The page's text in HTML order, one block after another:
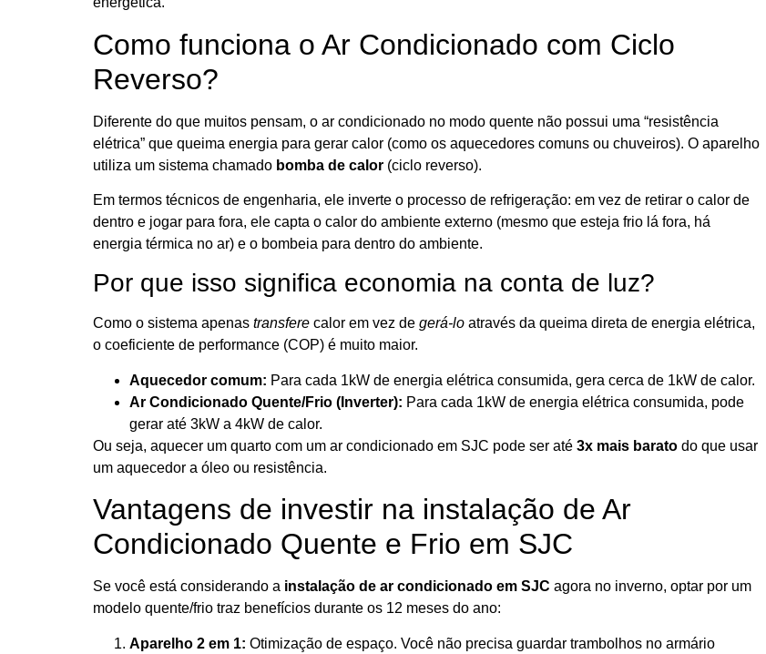
Como funciona o Ar Condicionado com Ciclo
Reverso?
Diferente do que muitos pensam, o ar condicionado no modo quente não possui uma “resistência
elétrica” que queima energia para gerar calor (como os aquecedores comuns ou chuveiros). O aparelho
utiliza um sistema chamado bomba de calor (ciclo reverso).
Em termos técnicos de engenharia, ele inverte o processo de refrigeração: em vez de retirar o calor de
dentro e jogar para fora, ele capta o calor do ambiente externo (mesmo que esteja frio lá fora, há
energia térmica no ar) e o bombeia para dentro do ambiente.
Por que isso significa economia na conta de luz?
Como o sistema apenas transfere calor em vez de gerá-lo através da queima direta de energia elétrica,
o coeficiente de performance (COP) é muito maior.
Aquecedor comum: Para cada 1kW de energia elétrica consumida, gera cerca de 1kW de calor.
Ar Condicionado Quente/Frio (Inverter): Para cada 1kW de energia elétrica consumida, pode
gerar até 3kW a 4kW de calor.
Ou seja, aquecer um quarto com um ar condicionado em SJC pode ser até 3x mais barato do que usar
um aquecedor a óleo ou resistência.
Vantagens de investir na instalação de Ar
Condicionado Quente e Frio em SJC
Se você está considerando a instalação de ar condicionado em SJC agora no inverno, optar por um
modelo quente/frio traz benefícios durante os 12 meses do ano:
Aparelho 2 em 1: Otimização de espaço. Você não precisa guardar trambolhos no armário